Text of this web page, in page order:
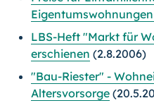
LBS-Heft "Markt für
erschienen (2.8.2006)
"Bau-Riester" -
Altersvorsorge